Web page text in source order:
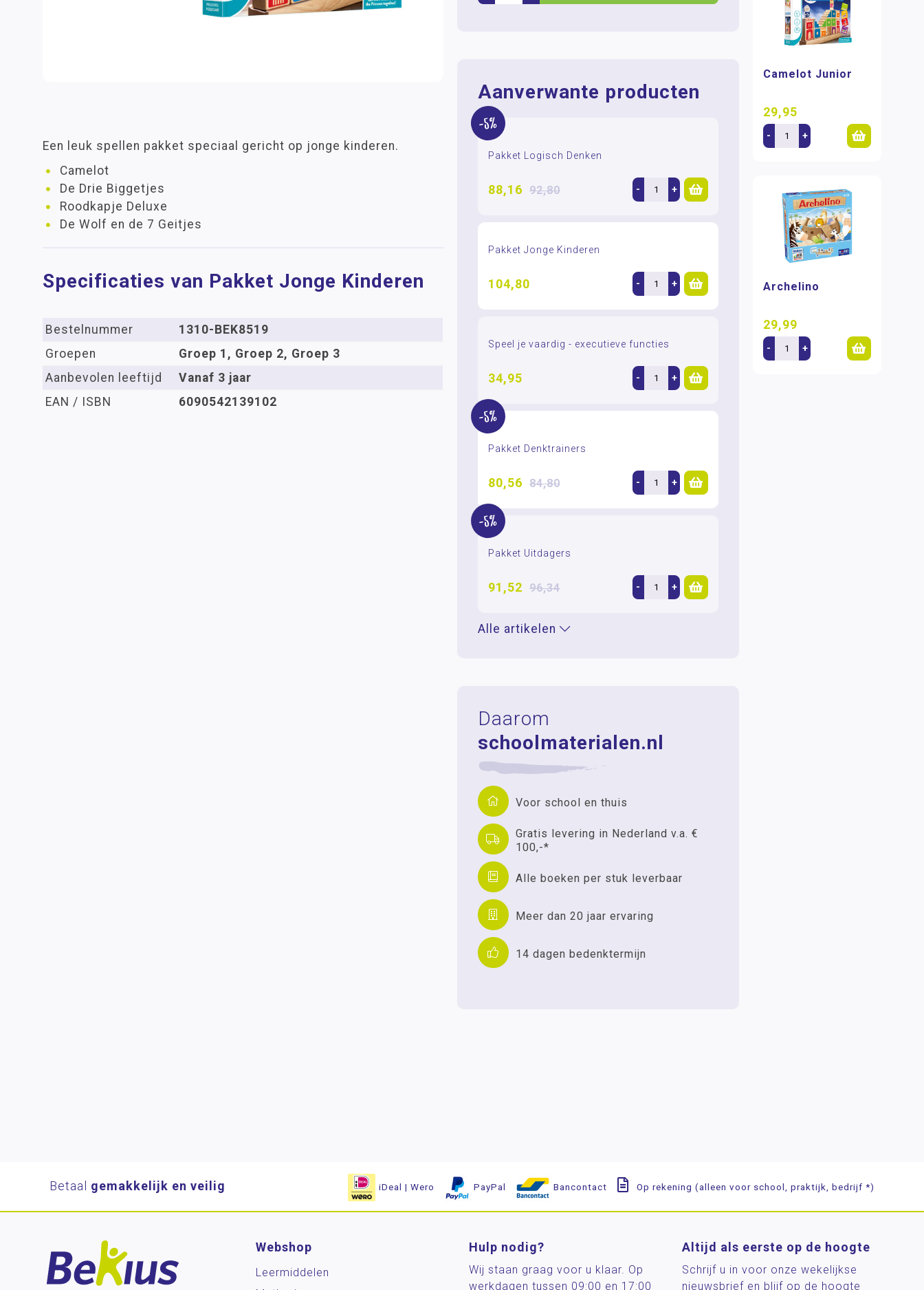
Aanverwante producten
-5%
Pakket Logisch Denken
88,16 92,80 - +
Pakket Jonge Kinderen
104,80 - +
Speel je vaardig - executieve functies
34,95 - +
-5%
Pakket Denktrainers
80,56 84,80 - +
-5%
Pakket Uitdagers
91,52 96,34 - +
Alle artikelen
Daarom
schoolmaterialen.nl
Voor school en thuis
Gratis levering in Nederland v.a. €
100,-*
Alle boeken per stuk leverbaar
Meer dan 20 jaar ervaring
14 dagen bedenktermijn
Een leuk spellen pakket speciaal gericht op jonge kinderen.
Camelot
De Drie Biggetjes
Roodkapje Deluxe
De Wolf en de 7 Geitjes
Specificaties van Pakket Jonge Kinderen
Bestelnummer
1310-BEK8519
Groepen
Groep 1, Groep 2, Groep 3
Aanbevolen leeftijd
Vanaf 3 jaar
EAN / ISBN
6090542139102
Camelot Junior
29,95
- +
Archelino
29,99
- +
Betaal gemakkelijk en veilig iDeal | Wero PayPal Bancontact Op rekening (alleen voor school, praktijk, bedrijf *)
Webshop
Leermiddelen
Hulp nodig?
Wij staan graag voor u klaar. Op
werkdagen tussen 09:00 en 17:00
Altijd als eerste op de hoogte
Schrijf u in voor onze wekelijkse
nieuwsbrief en blijf op de hoogte